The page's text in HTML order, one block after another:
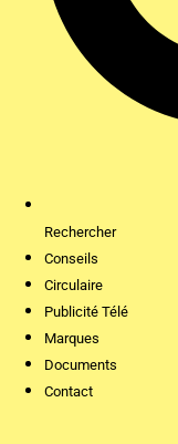
Rechercher
Conseils
Circulaire
Publicité Télé
Marques
Documents
Contact